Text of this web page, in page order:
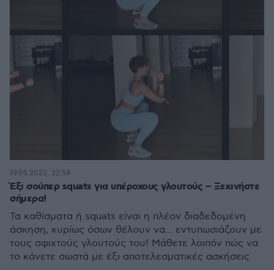
Έξι σούπερ squats για υπέροχους γλουτούς – Ξεκινήστε
σήμερα!
Τα καθίσματα ή squats είναι η πλέον διαδεδομένη
άσκηση, κυρίως όσων θέλουν να... εντυπωσιάζουν με
τους σφιχτούς γλουτούς του! Μάθετε λοιπόν πώς να
το κάνετε σωστά με έξι αποτελεσματικές ασκήσεις
19.05.2022, 22:54